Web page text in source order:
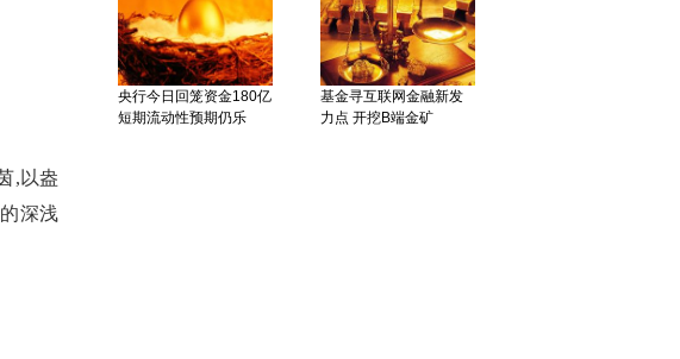
,以盎
深浅
基金寻互联网金融新发
力点 开挖B端金矿
央行今日回笼资金180亿
短期流动性预期仍乐